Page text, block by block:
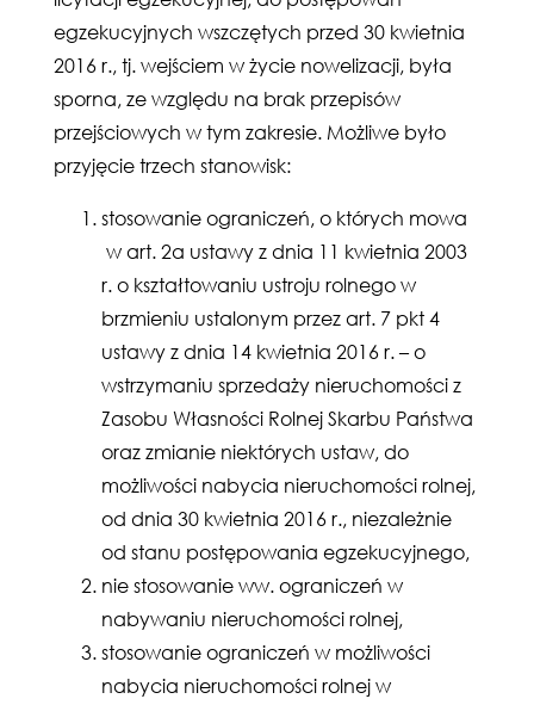
egzekucyjnych wszczętych przed 30 kwietnia
2016 r., tj. wejściem w życie nowelizacji, była
sporna, ze względu na brak przepisów
przejściowych w tym zakresie. Możliwe było
przyjęcie trzech stanowisk:
stosowanie ograniczeń, o których mowa
w art. 2a ustawy z dnia 11 kwietnia 2003
r. o kształtowaniu ustroju rolnego w
brzmieniu ustalonym przez art. 7 pkt 4
ustawy z dnia 14 kwietnia 2016 r. – o
wstrzymaniu sprzedaży nieruchomości z
Zasobu Własności Rolnej Skarbu Państwa
oraz zmianie niektórych ustaw, do
możliwości nabycia nieruchomości rolnej,
od dnia 30 kwietnia 2016 r., niezależnie
od stanu postępowania egzekucyjnego,
nie stosowanie ww. ograniczeń w
nabywaniu nieruchomości rolnej,
stosowanie ograniczeń w możliwości
nabycia nieruchomości rolnej w